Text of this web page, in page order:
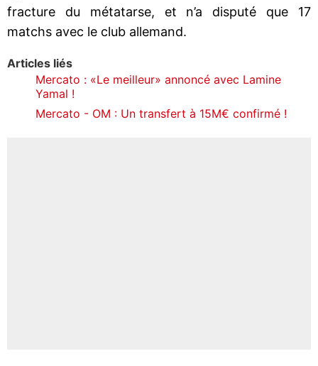
fracture du métatarse, et n’a disputé que 17
matchs avec le club allemand.
Articles liés
Mercato : «Le meilleur» annoncé avec Lamine
Yamal !
Mercato - OM : Un transfert à 15M€ confirmé !